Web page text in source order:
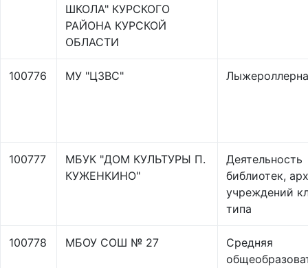
ШКОЛА" КУРСКОГО
РАЙОНА КУРСКОЙ
ОБЛАСТИ
100776 МУ "ЦЗВС"
100777
МБУК "ДОМ КУЛЬТУРЫ П.
КУЖЕНКИНО"
Деятельность
библиотек,
учреждений
типа
100778 МБОУ СОШ № 27
Средняя